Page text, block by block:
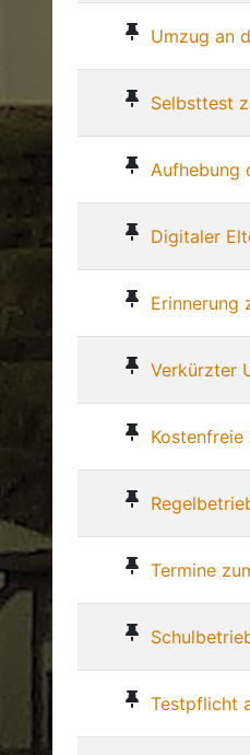
Umzug an
Selbsttest
Aufhebung
Digitaler
Erinnerung
Verkürzter
Kostenfreie
Termine
Testpflicht